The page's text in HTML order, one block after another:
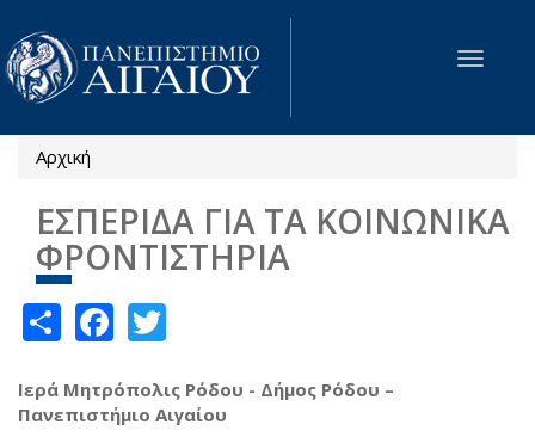
Παράκαμψη προς το κυρίως περιεχόμενο
Toggle
Είστε εδώ
Αρχική
ΕΣΠΕΡΙΔΑ ΓΙΑ ΤΑ ΚΟΙΝΩΝΙΚΑ
ΦΡΟΝΤΙΣΤΗΡΙΑ
ShareFacebook
Ιερά Μητρόπολις Ρόδου - Δήμος Ρόδου –
Πανεπιστήμιο Αιγαίου